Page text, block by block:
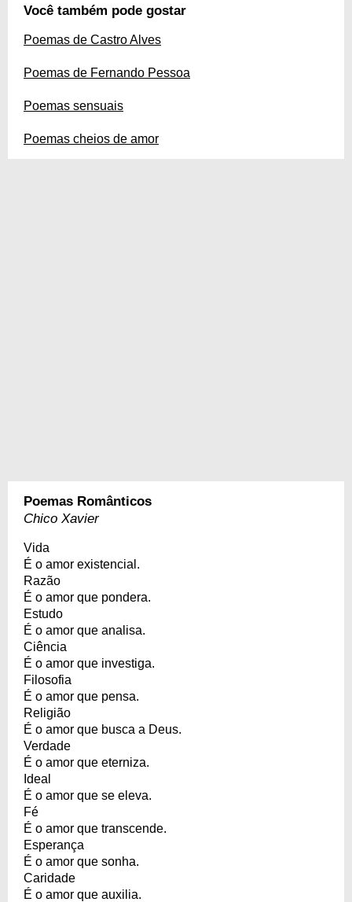
Você também pode gostar
Poemas de Castro Alves
Poemas de Fernando Pessoa
Poemas sensuais
Poemas cheios de amor
Poemas Românticos
Chico Xavier
Vida
É o amor existencial.
Razão
É o amor que pondera.
Estudo
É o amor que analisa.
Ciência
É o amor que investiga.
Filosofia
É o amor que pensa.
Religião
É o amor que busca a Deus.
Verdade
É o amor que eterniza.
Ideal
É o amor que se eleva.
Fé
É o amor que transcende.
Esperança
É o amor que sonha.
Caridade
É o amor que auxilia.